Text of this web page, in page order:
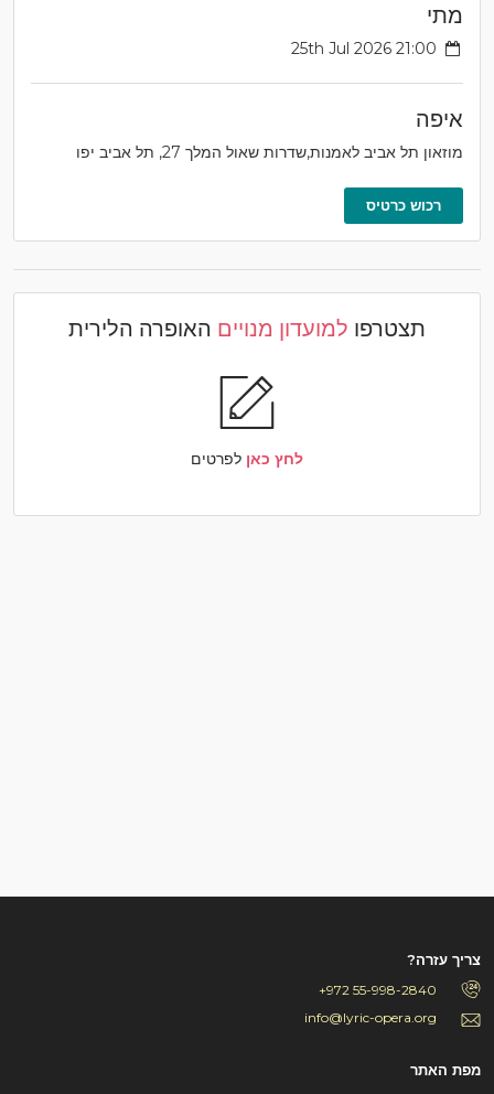
מתי
איפה
מוזאון תל אביב לאמנות,שדרות שאול המלך 27, תל אביב יפו
רכוש כרטיס
תצטרפו למועדון מנויים האופרה הלירית
לחץ כאן לפרטים
צריך עזרה?
+972 55-998-2840
info@lyric-opera.org
מפת האתר